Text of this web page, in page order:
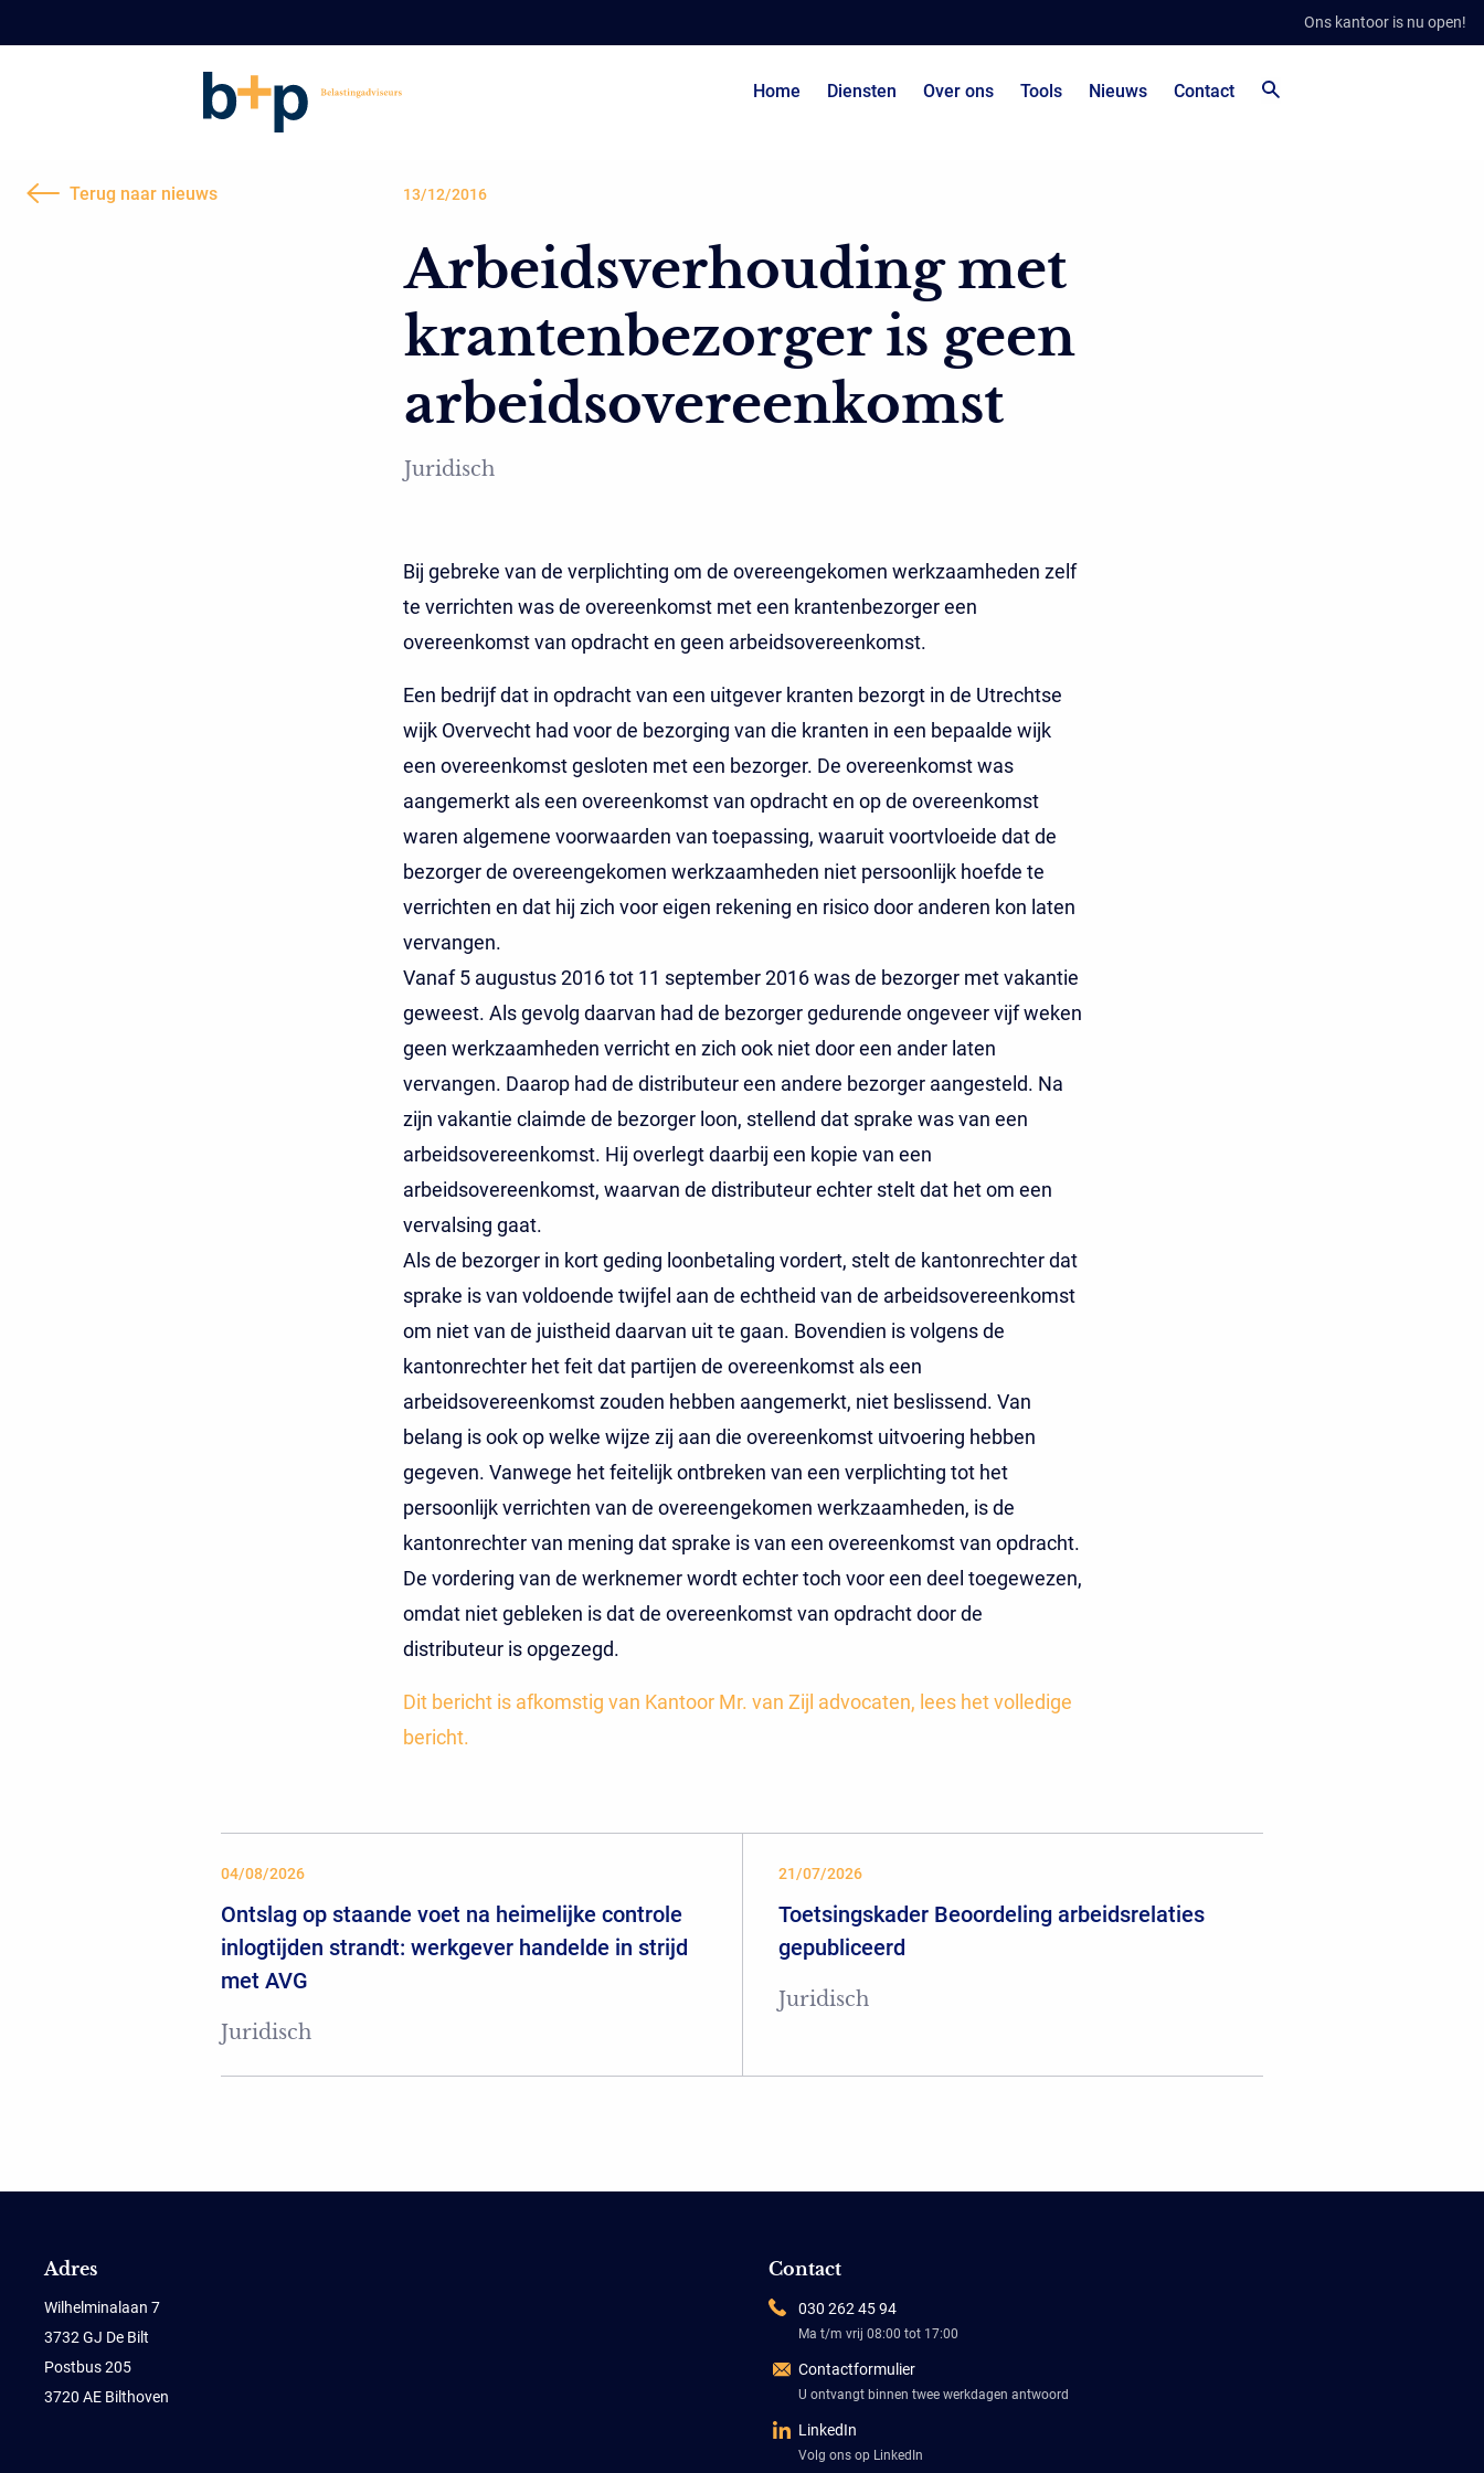
Ons kantoor is nu open!
Home Diensten Over ons Tools Nieuws Contact
Terug naar nieuws 13/12/2016
Arbeidsverhouding met
krantenbezorger is geen
arbeidsovereenkomst
Juridisch
Bij gebreke van de verplichting om de overeengekomen werkzaamheden zelf
te verrichten was de overeenkomst met een krantenbezorger een
overeenkomst van opdracht en geen arbeidsovereenkomst.
Een bedrijf dat in opdracht van een uitgever kranten bezorgt in de Utrechtse
wijk Overvecht had voor de bezorging van die kranten in een bepaalde wijk
een overeenkomst gesloten met een bezorger. De overeenkomst was
aangemerkt als een overeenkomst van opdracht en op de overeenkomst
waren algemene voorwaarden van toepassing, waaruit voortvloeide dat de
bezorger de overeengekomen werkzaamheden niet persoonlijk hoefde te
verrichten en dat hij zich voor eigen rekening en risico door anderen kon laten
vervangen.
Vanaf 5 augustus 2016 tot 11 september 2016 was de bezorger met vakantie
geweest. Als gevolg daarvan had de bezorger gedurende ongeveer vijf weken
geen werkzaamheden verricht en zich ook niet door een ander laten
vervangen. Daarop had de distributeur een andere bezorger aangesteld. Na
zijn vakantie claimde de bezorger loon, stellend dat sprake was van een
arbeidsovereenkomst. Hij overlegt daarbij een kopie van een
arbeidsovereenkomst, waarvan de distributeur echter stelt dat het om een
vervalsing gaat.
Als de bezorger in kort geding loonbetaling vordert, stelt de kantonrechter dat
sprake is van voldoende twijfel aan de echtheid van de arbeidsovereenkomst
om niet van de juistheid daarvan uit te gaan. Bovendien is volgens de
kantonrechter het feit dat partijen de overeenkomst als een
arbeidsovereenkomst zouden hebben aangemerkt, niet beslissend. Van
belang is ook op welke wijze zij aan die overeenkomst uitvoering hebben
gegeven. Vanwege het feitelijk ontbreken van een verplichting tot het
persoonlijk verrichten van de overeengekomen werkzaamheden, is de
kantonrechter van mening dat sprake is van een overeenkomst van opdracht.
De vordering van de werknemer wordt echter toch voor een deel toegewezen,
omdat niet gebleken is dat de overeenkomst van opdracht door de
distributeur is opgezegd.
Dit bericht is afkomstig van Kantoor Mr. van Zijl advocaten, lees het volledige
bericht.
04/08/2026
Ontslag op staande voet na heimelijke controle
inlogtijden strandt: werkgever handelde in strijd
met AVG
Juridisch
21/07/2026
Toetsingskader Beoordeling arbeidsrelaties
gepubliceerd
Juridisch
Adres
Wilhelminalaan 7
3732 GJ De Bilt
Postbus 205
3720 AE Bilthoven
Contact
030 262 45 94
Ma t/m vrij 08:00 tot 17:00
Contactformulier
U ontvangt binnen twee werkdagen antwoord
LinkedIn
Volg ons op LinkedIn